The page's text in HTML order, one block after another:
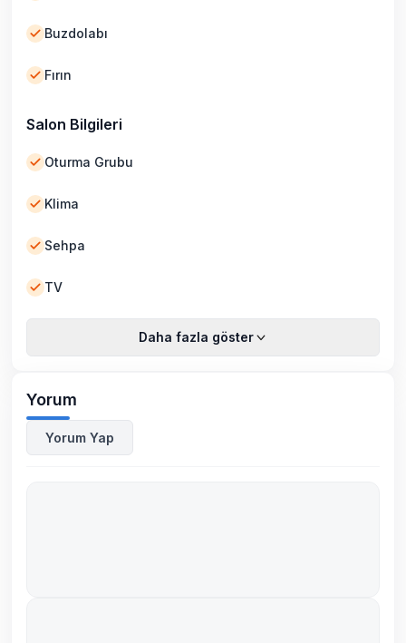
Buzdolabı
Fırın
Salon Bilgileri
Oturma Grubu
Klima
Sehpa
TV
Daha fazla göster
Yorum
Yorum Yap